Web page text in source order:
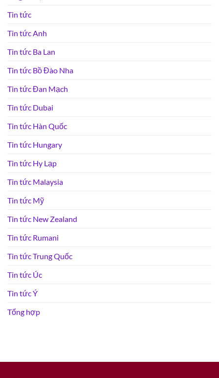
Tin tức
Tin tức Anh
Tin tức Ba Lan
Tin tức Bồ Đào Nha
Tin tức Đan Mạch
Tin tức Dubai
Tin tức Hàn Quốc
Tin tức Hungary
Tin tức Hy Lạp
Tin tức Malaysia
Tin tức Mỹ
Tin tức New Zealand
Tin tức Rumani
Tin tức Trung Quốc
Tin tức Úc
Tin tức Ý
Tổng hợp